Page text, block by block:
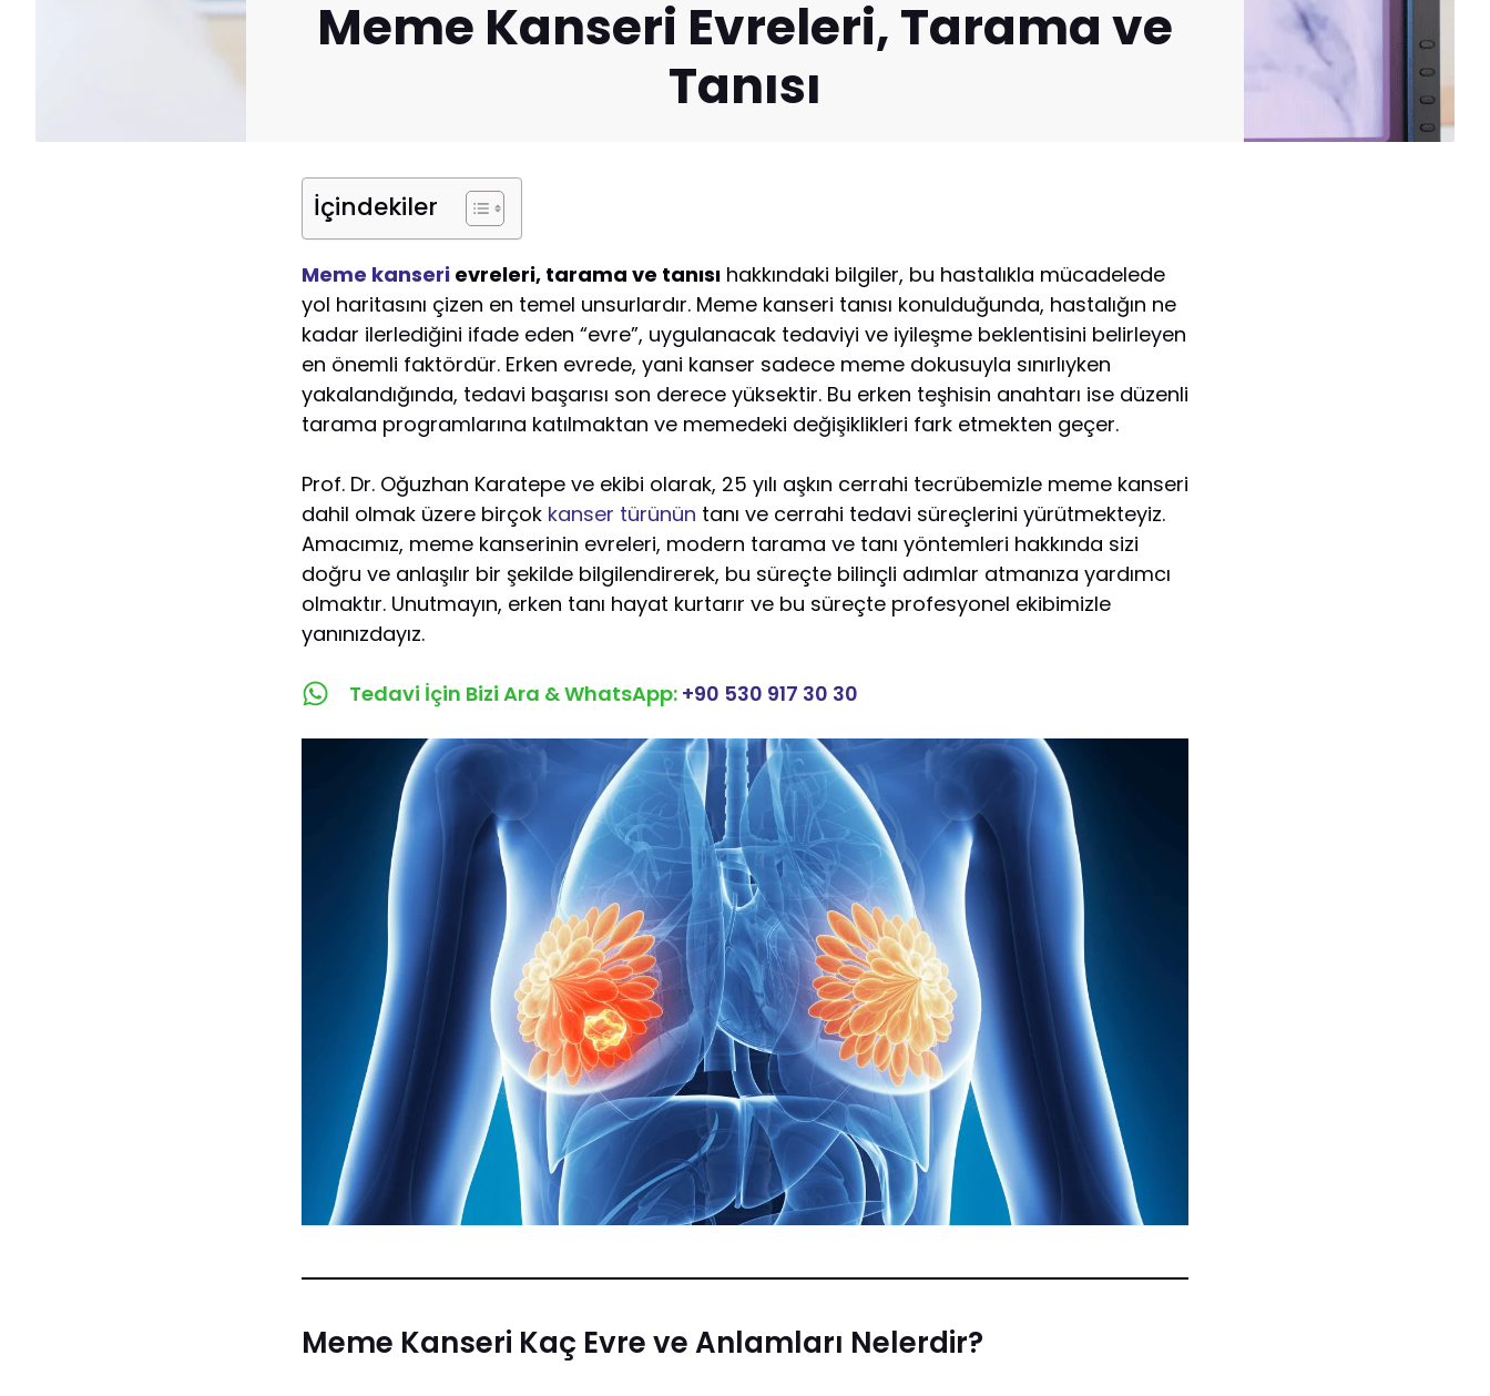
Meme Kanseri Evreleri, Tarama ve
Tanısı
İçindekiler
Meme kanseri evreleri, tarama ve tanısı hakkındaki bilgiler, bu hastalıkla mücadelede
yol haritasını çizen en temel unsurlardır. Meme kanseri tanısı konulduğunda, hastalığın ne
kadar ilerlediğini ifade eden “evre”, uygulanacak tedaviyi ve iyileşme beklentisini belirleyen
en önemli faktördür. Erken evrede, yani kanser sadece meme dokusuyla sınırlıyken
yakalandığında, tedavi başarısı son derece yüksektir. Bu erken teşhisin anahtarı ise düzenli
tarama programlarına katılmaktan ve memedeki değişiklikleri fark etmekten geçer.
Prof. Dr. Oğuzhan Karatepe ve ekibi olarak, 25 yılı aşkın cerrahi tecrübemizle meme kanseri
dahil olmak üzere birçok kanser türünün tanı ve cerrahi tedavi süreçlerini yürütmekteyiz.
Amacımız, meme kanserinin evreleri, modern tarama ve tanı yöntemleri hakkında sizi
doğru ve anlaşılır bir şekilde bilgilendirerek, bu süreçte bilinçli adımlar atmanıza yardımcı
olmaktır. Unutmayın, erken tanı hayat kurtarır ve bu süreçte profesyonel ekibimizle
yanınızdayız.
Tedavi İçin Bizi Ara & WhatsApp: +90 530 917 30 30
Meme Kanseri Kaç Evre ve Anlamları Nelerdir?